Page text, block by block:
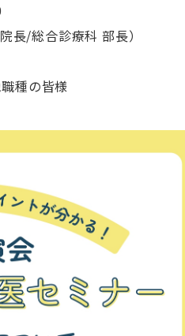
長/総合診療科 部長）
種の皆様